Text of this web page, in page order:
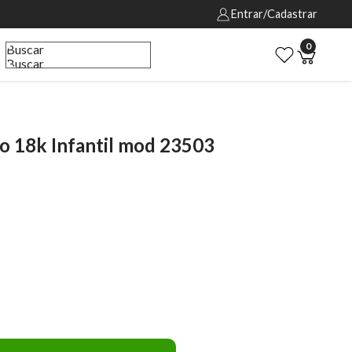
Entrar/Cadastrar
Buscar
Buscar
0
18k Infantil mod 23503